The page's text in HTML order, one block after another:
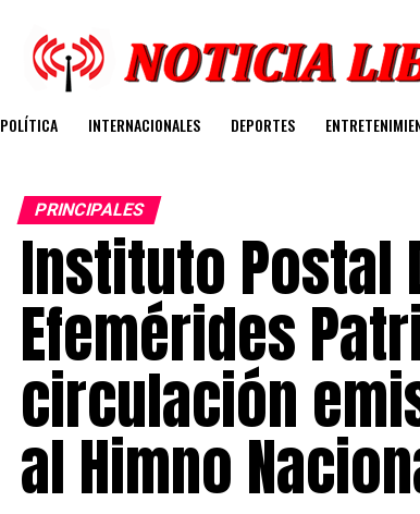
POLÍTICA INTERNACIONALES DEPORTES
PRINCIPALES
Instituto Postal
Efemérides
circulación
al Himno